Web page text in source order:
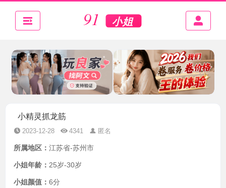
小精灵抓龙筋
2023-12-28 4341 匿名
所属地区： 江苏省-苏州市
小姐年龄： 25岁-30岁
小姐颜值： 6分